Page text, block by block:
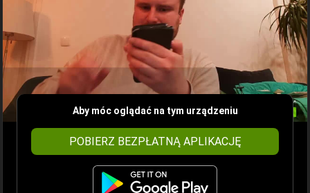
Aby móc oglądać na tym urządzeniu
POBIERZ BEZPŁATNĄ APLIKACJĘ